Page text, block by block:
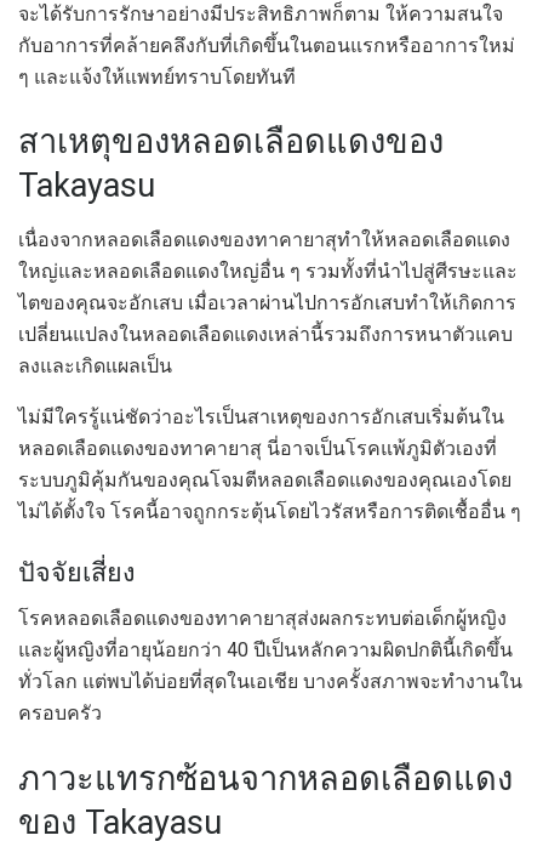
จะได้รับการรักษาอย่างมีประสิทธิภาพก็ตาม ให้ความสนใจ
กับอาการที่คล้ายคลึงกับที่เกิดขึ้นในตอนแรกหรืออาการใหม่
ๆ และแจ้งให้แพทย์ทราบโดยทันที
สาเหตุของหลอดเลือดแดงของ
Takayasu
เนื่องจากหลอดเลือดแดงของทาคายาสุทำให้หลอดเลือดแดง
ใหญ่และหลอดเลือดแดงใหญ่อื่น ๆ รวมทั้งที่นำไปสู่ศีรษะและ
ไตของคุณจะอักเสบ เมื่อเวลาผ่านไปการอักเสบทำให้เกิดการ
เปลี่ยนแปลงในหลอดเลือดแดงเหล่านี้รวมถึงการหนาตัวแคบ
ลงและเกิดแผลเป็น
ไม่มีใครรู้แน่ชัดว่าอะไรเป็นสาเหตุของการอักเสบเริ่มต้นใน
หลอดเลือดแดงของทาคายาสุ นี่อาจเป็นโรคแพ้ภูมิตัวเองที่
ระบบภูมิคุ้มกันของคุณโจมตีหลอดเลือดแดงของคุณเองโดย
ไม่ได้ตั้งใจ โรคนี้อาจถูกกระตุ้นโดยไวรัสหรือการติดเชื้ออื่น ๆ
ปัจจัยเสี่ยง
โรคหลอดเลือดแดงของทาคายาสุส่งผลกระทบต่อเด็กผู้หญิง
และผู้หญิงที่อายุน้อยกว่า 40 ปีเป็นหลักความผิดปกตินี้เกิดขึ้น
ทั่วโลก แต่พบได้บ่อยที่สุดในเอเชีย บางครั้งสภาพจะทำงานใน
ครอบครัว
ภาวะแทรกซ้อนจากหลอดเลือดแดง
ของ Takayasu